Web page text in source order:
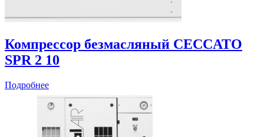
Компрессор безмасляный CECCATO
SPR 2 10
Подробнее